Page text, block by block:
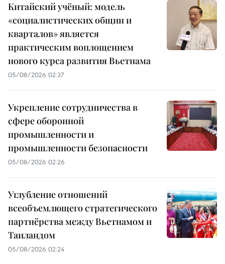
Китайский учёный: модель
«социалистических общин и
кварталов» является
практическим воплощением
нового курса развития Вьетнама
05/08/2026 02:37
Укрепление сотрудничества в
сфере оборонной
промышленности и
промышленности безопасности
05/08/2026 02:26
Углубление отношений
всеобъемлющего стратегического
партнёрства между Вьетнамом и
Таиландом
05/08/2026 02:24